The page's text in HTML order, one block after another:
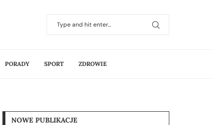
PORADY SPORT ZDROWIE
NOWE PUBLIKACJE